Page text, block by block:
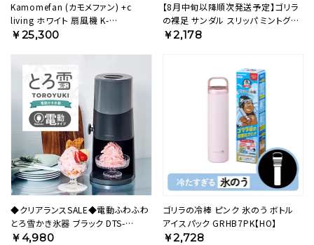
Kamomefan (カモメファン) +c
living ホワイト 扇風機 K-
F28AYWH【KA】
￥25,300
【8月中旬以降順次発送予定】ゴリラ
の裸足 サンダル スリッパ ミントグリ
ーン NBL1158AMT【HO】
￥2,178
◆クリアランスSALE◆電動ふわふわ
とろ雪かき氷器 ブラック DTS-
B5BK【HO】
￥4,980
ゴリラの冷棒 ピンク 氷のう ボトル
アイスパック GRHB7PK【HO】
￥2,728